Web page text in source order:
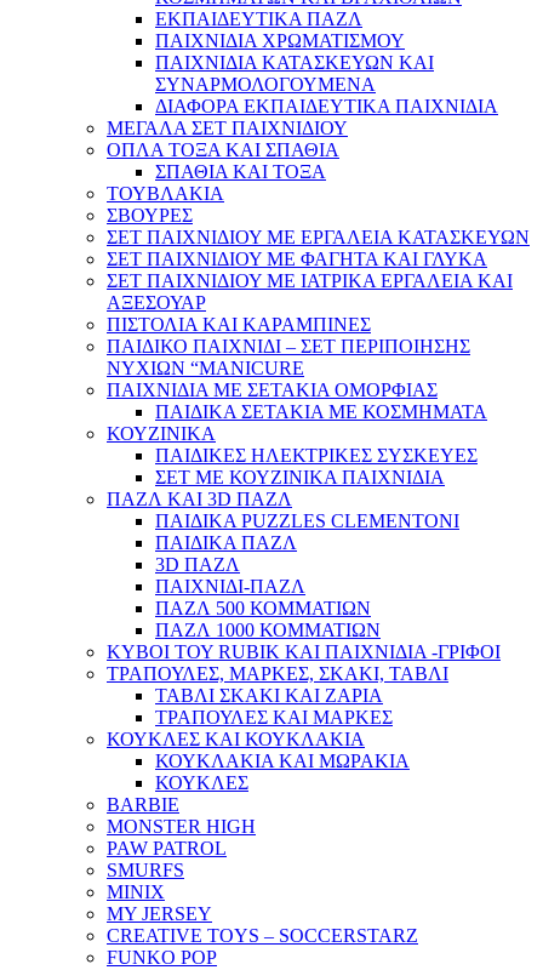
ΕΚΠΑΙΔΕΥΤΙΚΑ ΠΑΖΛ
ΠΑΙΧΝΙΔΙΑ ΧΡΩΜΑΤΙΣΜΟΥ
ΠΑΙΧΝΙΔΙΑ ΚΑΤΑΣΚΕΥΩΝ ΚΑΙ
ΣΥΝΑΡΜΟΛΟΓΟΥΜΕΝΑ
ΔΙΑΦΟΡΑ ΕΚΠΑΙΔΕΥΤΙΚΑ ΠΑΙΧΝΙΔΙΑ
ΜΕΓΑΛΑ ΣΕΤ ΠΑΙΧΝΙΔΙΟΥ
ΟΠΛΑ ΤΟΞΑ ΚΑΙ ΣΠΑΘΙΑ
ΣΠΑΘΙΑ ΚΑΙ ΤΟΞΑ
ΤΟΥΒΛΑΚΙΑ
ΣΒΟΥΡΕΣ
ΣΕΤ ΠΑΙΧΝΙΔΙΟΥ ΜΕ ΕΡΓΑΛΕΙΑ ΚΑΤΑΣΚΕΥΩΝ
ΣΕΤ ΠΑΙΧΝΙΔΙΟΥ ΜΕ ΦΑΓΗΤΑ ΚΑΙ ΓΛΥΚΑ
ΣΕΤ ΠΑΙΧΝΙΔΙΟΥ ΜΕ ΙΑΤΡΙΚΑ ΕΡΓΑΛΕΙΑ ΚΑΙ
ΑΞΕΣΟΥΑΡ
ΠΙΣΤΟΛΙΑ ΚΑΙ ΚΑΡΑΜΠΙΝΕΣ
ΠΑΙΔΙΚΟ ΠΑΙΧΝΙΔΙ – ΣΕΤ ΠΕΡΙΠΟΙΗΣΗΣ
ΝΥΧΙΩΝ “MANICURE
ΠΑΙΧΝΙΔΙΑ ΜΕ ΣΕΤΑΚΙΑ ΟΜΟΡΦΙΑΣ
ΠΑΙΔΙΚΑ ΣΕΤΑΚΙΑ ΜΕ ΚΟΣΜΗΜΑΤΑ
ΚΟΥΖΙΝΙΚΑ
ΠΑΙΔΙΚΕΣ ΗΛΕΚΤΡΙΚΕΣ ΣΥΣΚΕΥΕΣ
ΣΕΤ ΜΕ ΚΟΥΖΙΝΙΚΑ ΠΑΙΧΝΙΔΙΑ
ΠΑΖΛ ΚΑΙ 3D ΠΑΖΛ
ΠΑΙΔΙΚΑ PUZZLES CLEMENTONI
ΠΑΙΔΙΚΑ ΠΑΖΛ
3D ΠΑΖΛ
ΠΑΙΧΝΙΔΙ-ΠΑΖΛ
ΠΑΖΛ 500 ΚΟΜΜΑΤΙΩΝ
ΠΑΖΛ 1000 ΚΟΜΜΑΤΙΩΝ
ΚΥΒΟΙ ΤΟΥ RUBIK ΚΑΙ ΠΑΙΧΝΙΔΙΑ -ΓΡΙΦΟΙ
ΤΡΑΠΟΥΛΕΣ, ΜΑΡΚΕΣ, ΣΚΑΚΙ, ΤΑΒΛΙ
ΤΑΒΛΙ ΣΚΑΚΙ ΚΑΙ ΖΑΡΙΑ
ΤΡΑΠΟΥΛΕΣ ΚΑΙ ΜΑΡΚΕΣ
ΚΟΥΚΛΕΣ ΚΑΙ ΚΟΥΚΛΑΚΙΑ
ΚΟΥΚΛΑΚΙΑ ΚΑΙ ΜΩΡΑΚΙΑ
ΚΟΥΚΛΕΣ
BARBIE
MONSTER HIGH
PAW PATROL
SMURFS
MINIX
MY JERSEY
CREATIVE TOYS – SOCCERSTARZ
FUNKO POP